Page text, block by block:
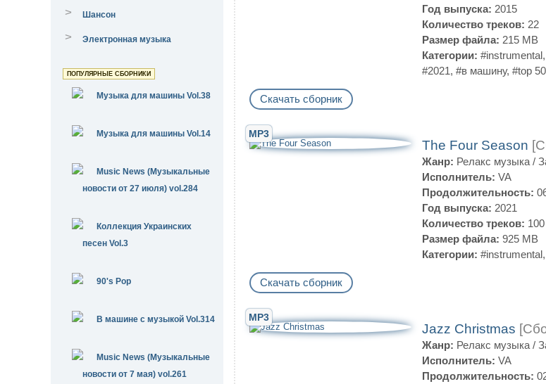
Год выпуска: 2015
Количество треков: 22
Размер файла: 215 MB
Категории: #instrumental,
#2021, #в машину, #top 50
Скачать сборник
MP3
The Four Season
Жанр: Релакс музыка /
Исполнитель: VA
Продолжительность:
Год выпуска: 2021
Количество треков: 100
Размер файла: 925 MB
Категории: #instrumental,
Скачать сборник
MP3
Jazz Christmas
Жанр: Релакс музыка /
Исполнитель: VA
Продолжительность:
> Шансон
> Электронная музыка
ПОПУЛЯРНЫЕ СБОРНИКИ
Музыка для машины Vol.38
Музыка для машины Vol.14
Music News (Музыкальные
новости от 27 июля) vol.284
Коллекция Украинских
песен Vol.3
90's Pop
В машине с музыкой Vol.314
Music News (Музыкальные
новости от 7 мая) vol.261